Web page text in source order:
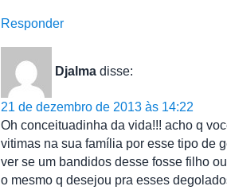
Responder
Djalma disse:
21 de dezembro de 2013 às 14:22
Oh conceituadinha da vida!!! acho q
vitimas na sua família por esse tipo de
ver se um bandidos desse fosse filho
o mesmo q desejou pra esses